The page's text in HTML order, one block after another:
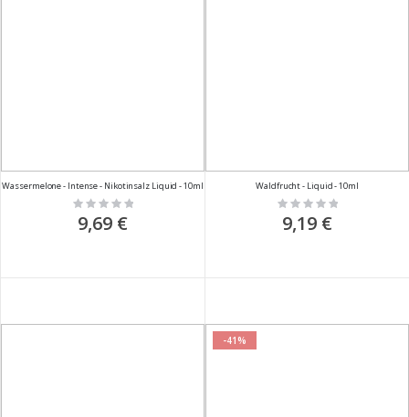
Wassermelone - Intense - Nikotinsalz Liquid - 10ml
Rating:
0%
9,69 €
Waldfrucht - Liquid - 10ml
Rating:
0%
9,19 €
-41%